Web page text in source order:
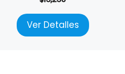
Ver Detalles